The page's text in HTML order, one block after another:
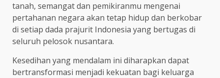
tanah, semangat dan pemikiranmu mengenai
pertahanan negara akan tetap hidup dan berkobar
di setiap dada prajurit Indonesia yang bertugas di
seluruh pelosok nusantara.
Kesedihan yang mendalam ini diharapkan dapat
bertransformasi menjadi kekuatan bagi keluarga